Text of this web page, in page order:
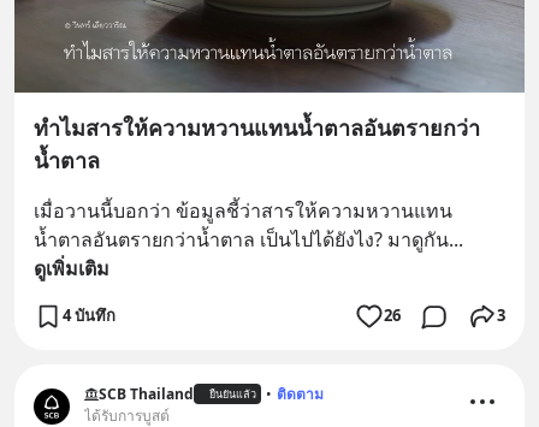
ทำไมสารให้ความหวานแทนน้ำตาลอันตรายกว่า
น้ำตาล
เมื่อวานนี้บอกว่า ข้อมูลชี้ว่าสารให้ความหวานแทน
น้ำตาลอันตรายกว่าน้ำตาล เป็นไปได้ยังไง? มาดูกัน...
ดูเพิ่มเติม
4 บันทึก 26 3
SCB Thailand ยืนยันแล้ว • ติดตาม
ได้รับการบูสต์